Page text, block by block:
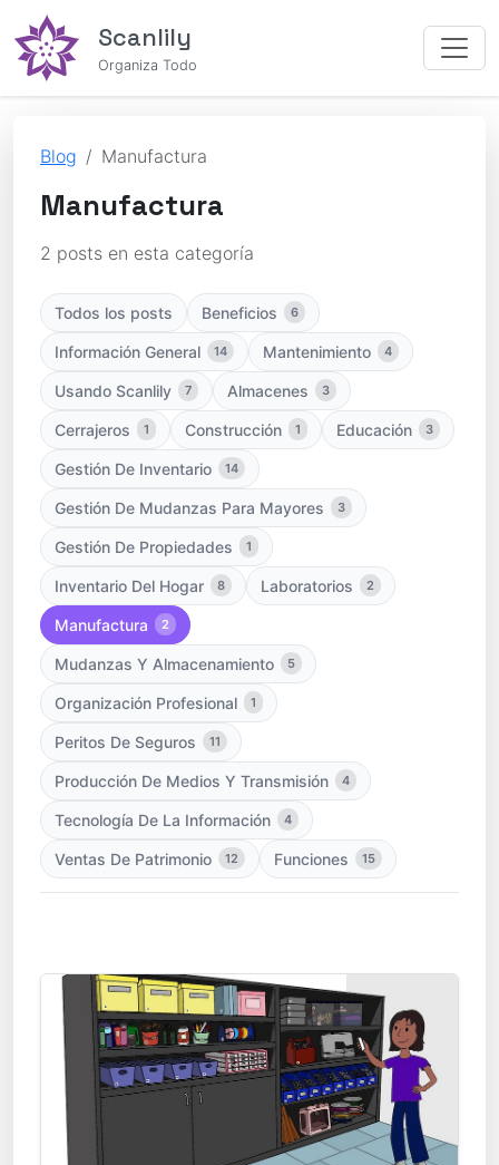
Scanlily
Organiza Todo
Blog Manufactura
Manufactura
2 posts en esta categoría
Todos los posts Beneficios 6
Información General 14 Mantenimiento 4
Usando Scanlily 7 Almacenes 3
Cerrajeros 1 Construcción 1 Educación 3
Gestión De Inventario 14
Gestión De Mudanzas Para Mayores 3
Gestión De Propiedades 1
Inventario Del Hogar 8 Laboratorios 2
Manufactura 2
Mudanzas Y Almacenamiento 5
Organización Profesional 1
Peritos De Seguros 11
Producción De Medios Y Transmisión 4
Tecnología De La Información 4
Ventas De Patrimonio 12 Funciones 15